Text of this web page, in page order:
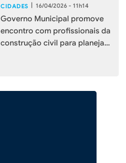
CIDADES | 16/04/2026 - 11h14
Governo Municipal promove
encontro com profissionais da
construção civil para planejar